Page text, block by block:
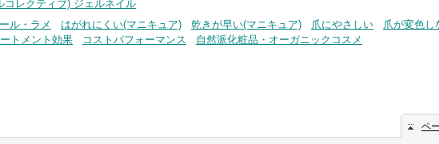
コレクティブ) ジェルネイル
ル・ラメ はがれにくい(マニキュア) 乾きが早い(マニキュア) 爪にやさしい 爪が変色し
ートメント効果 コストパフォーマンス 自然派化粧品・オーガニックコスメ
ペ